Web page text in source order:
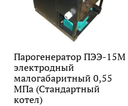
Парогенератор ПЭЭ-15М
электродный
малогабаритный 0,55
МПа (Стандартный
котел)